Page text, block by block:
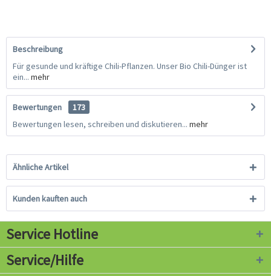
Beschreibung
Für gesunde und kräftige Chili-Pflanzen. Unser Bio Chili-Dünger ist
ein... mehr
Bewertungen
173
Bewertungen lesen, schreiben und diskutieren... mehr
Ähnliche Artikel
Kunden kauften auch
Service Hotline
Service/Hilfe